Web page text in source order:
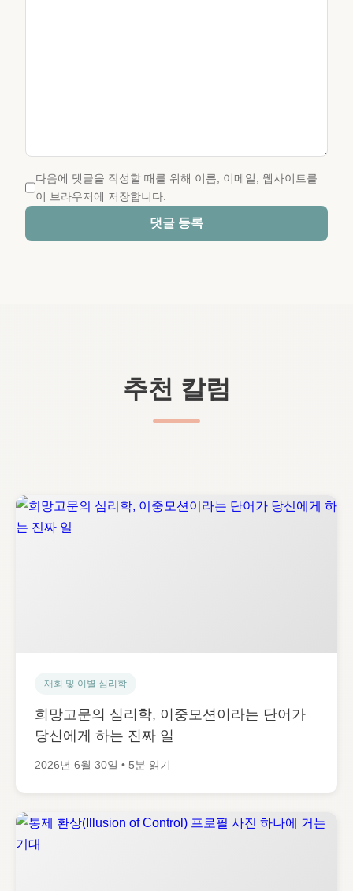
다음에 댓글을 작성할 때를 위해 이름, 이메일, 웹사이트를
이 브라우저에 저장합니다.
댓글 등록
추천 칼럼
재회 및 이별 심리학
희망고문의 심리학, 이중모션이라는 단어가
당신에게 하는 진짜 일
2026년 6월 30일 • 5분 읽기